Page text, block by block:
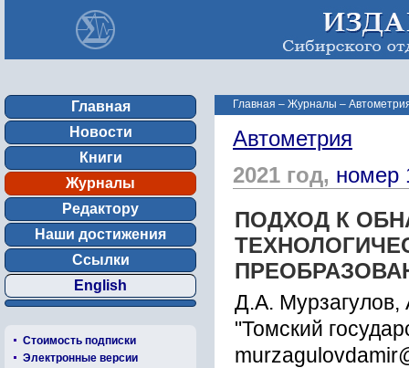
Главная
Новости
Книги
Журналы
Редактору
Наши достижения
Ссылки
English
Стоимость подписки
Электронные версии
Главная – Журналы –
Автометрия
2021 год, номер
ПОДХОД К
Д.А.
"Томский